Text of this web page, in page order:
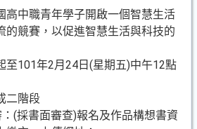
高中職青年學子開啟一個智慧生活
的競賽，以促進智慧生活與科技的
至101年2月24日(星期五)中午12點
二階段
採書面審查)報名及作品構想書資